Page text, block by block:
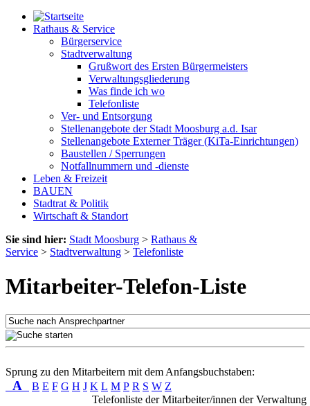
Rathaus & Service
Bürgerservice
Stadtverwaltung
Grußwort des Ersten Bürgermeisters
Verwaltungsgliederung
Was finde ich wo
Telefonliste
Ver- und Entsorgung
Stellenangebote der Stadt Moosburg a.d. Isar
Stellenangebote Externer Träger (KiTa-Einrichtungen)
Baustellen / Sperrungen
Notfallnummern und -dienste
Leben & Freizeit
BAUEN
Stadtrat & Politik
Wirtschaft & Standort
Sie sind hier: Stadt Moosburg > Rathaus &
Service > Stadtverwaltung > Telefonliste
Mitarbeiter-Telefon-Liste
Sprung zu den Mitarbeitern mit dem Anfangsbuchstaben:
A B E F G H J K L M P R S W Z
Telefonliste der Mitarbeiter/innen der Verwaltung